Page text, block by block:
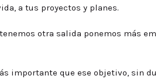
a tus proyectos y planes.
otra salida ponemos más
importante que ese objetivo, sin